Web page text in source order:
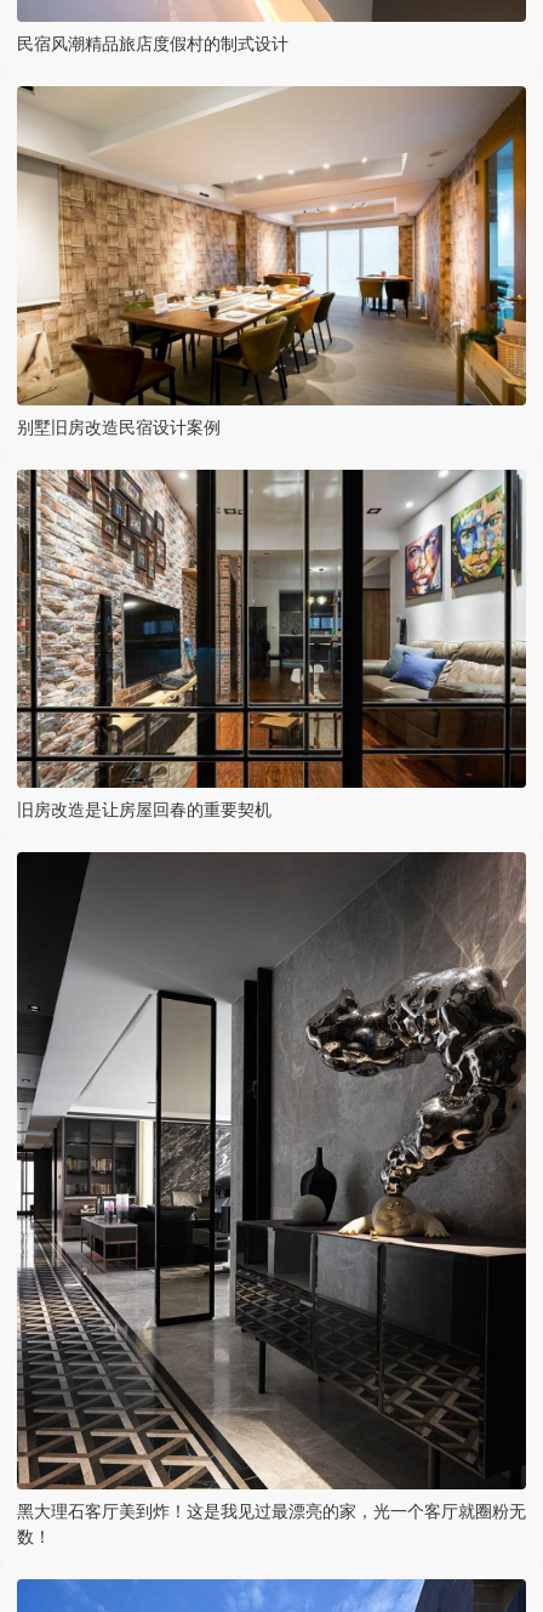
民宿风潮精品旅店度假村的制式设计
别墅旧房改造民宿设计案例
旧房改造是让房屋回春的重要契机
黑大理石客厅美到炸！这是我见过最漂亮的家，光一个客厅就圈粉无
数！